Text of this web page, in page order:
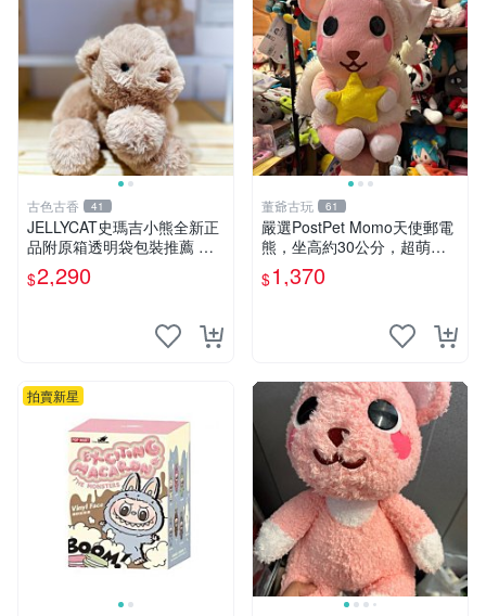
古色古香 41
JELLYCAT史瑪吉小熊全新正
品附原箱透明袋包裝推薦 透
明袋 包裝盒 史瑪吉小熊
$2,290
董爺古玩 61
嚴選PostPet Momo天使郵電
熊，坐高約30公分，超萌可
愛收藏首選 天使郵電熊 Mom
o熊 玩具
$1,370
拍賣新星